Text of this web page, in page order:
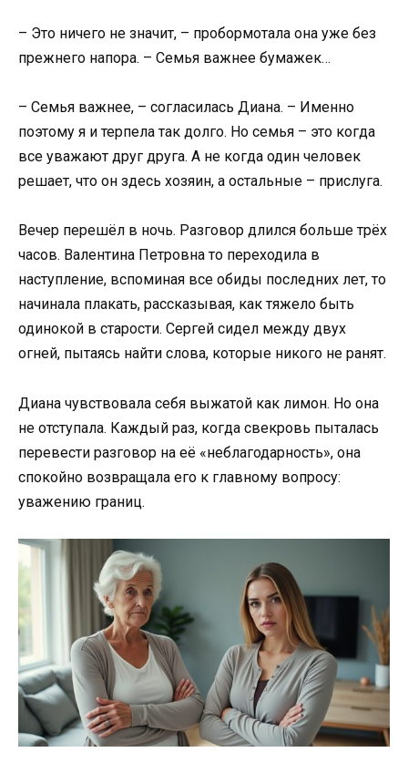
– Это ничего не значит, – пробормотала она уже без
прежнего напора. – Семья важнее бумажек…
– Семья важнее, – согласилась Диана. – Именно
поэтому я и терпела так долго. Но семья – это когда
все уважают друг друга. А не когда один человек
решает, что он здесь хозяин, а остальные – прислуга.
Вечер перешёл в ночь. Разговор длился больше трёх
часов. Валентина Петровна то переходила в
наступление, вспоминая все обиды последних лет, то
начинала плакать, рассказывая, как тяжело быть
одинокой в старости. Сергей сидел между двух
огней, пытаясь найти слова, которые никого не ранят.
Диана чувствовала себя выжатой как лимон. Но она
не отступала. Каждый раз, когда свекровь пыталась
перевести разговор на её «неблагодарность», она
спокойно возвращала его к главному вопросу:
уважению границ.